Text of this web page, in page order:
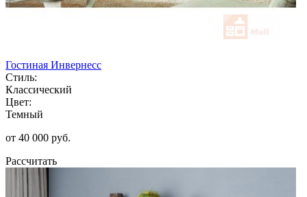
Гостиная Инвернесс
Стиль:
Классический
Цвет:
Темный
от 40 000 руб.
Рассчитать